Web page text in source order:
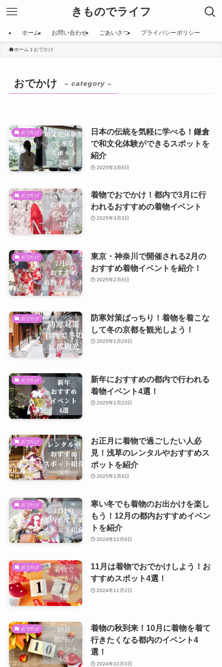
きものでライフ
ホーム お問い合わせ ごあいさつ プライバシーポリシー
ホーム おでかけ
おでかけ – category –
おでかけ
日本の伝統を気軽に学べる！鎌倉
で和文化体験ができるスポットを
紹介
2025年3月6日
おでかけ
着物でおでかけ！都内で3月に行
われるおすすめの着物イベント
2025年3月3日
おでかけ
東京・神奈川で開催される2月の
おすすめ着物イベントを紹介！
2025年2月6日
おでかけ
防寒対策ばっちり！着物を着こな
して冬の京都を観光しよう！
2025年1月29日
おでかけ
新年におすすめの都内で行われる
着物イベント4選！
2025年1月23日
おでかけ
お正月に着物で過ごしたい人必
見！浅草のレンタルやおすすめス
ポットを紹介
2025年1月6日
おでかけ
寒い冬でも着物のお出かけを楽し
もう！12月の都内おすすめイベン
トを紹介
2024年12月6日
おでかけ
11月は着物でおでかけしよう！お
すすめスポット4選！
2024年11月2日
おでかけ
着物の秋到来！10月に着物を着て
行きたくなる都内のイベント4
選！
2024年10月3日